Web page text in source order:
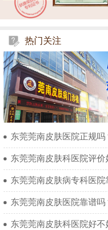
热门关注
东莞莞南皮肤医院正规
东莞莞南皮肤科医院评
东莞莞南皮肤病专科医
东莞莞南皮肤医院靠谱
东莞莞南皮肤科医院好